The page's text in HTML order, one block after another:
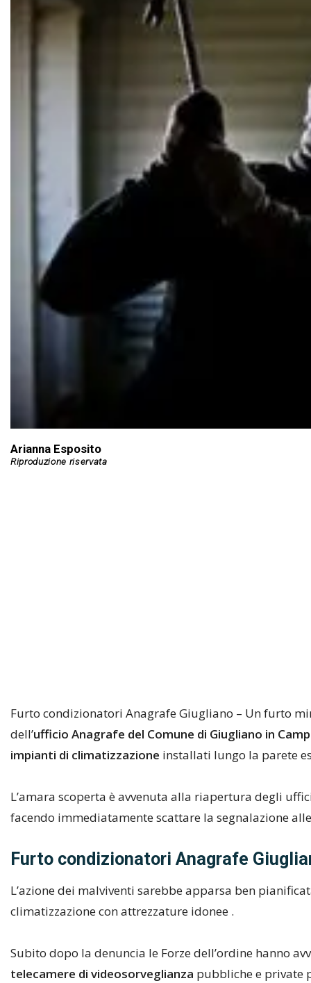
Arianna Esposito
Furto condizionatori Anagrafe Giugliano – Un furto
dell’ufficio Anagrafe del Comune di Giugliano in
impianti di climatizzazione installati lungo la parete
L’amara scoperta è avvenuta alla riapertura degli
facendo immediatamente scattare la segnalazione
Furto condizionatori Anagrafe
L’azione dei malviventi sarebbe apparsa ben
climatizzazione con attrezzature idonee .
Subito dopo la denuncia le Forze dell’ordine hanno
telecamere di videosorveglianza pubbliche e private